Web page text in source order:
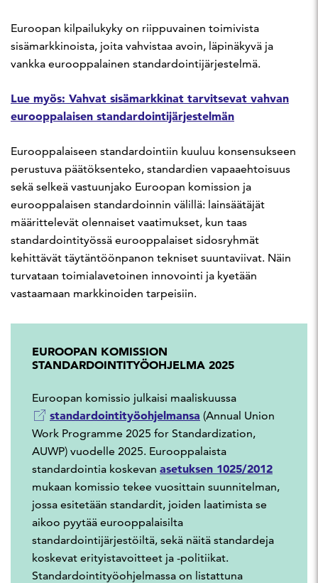
Euroopan kilpailukyky on riippuvainen toimivista
sisämarkkinoista, joita vahvistaa avoin, läpinäkyvä ja
vankka eurooppalainen standardointijärjestelmä.
Lue myös: Vahvat sisämarkkinat tarvitsevat vahvan
eurooppalaisen standardointijärjestelmän
Eurooppalaiseen standardointiin kuuluu konsensukseen
perustuva päätöksenteko, standardien vapaaehtoisuus
sekä selkeä vastuunjako Euroopan komission ja
eurooppalaisen standardoinnin välillä: lainsäätäjät
määrittelevät olennaiset vaatimukset, kun taas
standardointityössä eurooppalaiset sidosryhmät
kehittävät täytäntöönpanon tekniset suuntaviivat. Näin
turvataan toimialavetoinen innovointi ja kyetään
vastaamaan markkinoiden tarpeisiin.
EUROOPAN KOMISSION
STANDARDOINTITYÖOHJELMA 2025
Euroopan komissio julkaisi maaliskuussa
standardointityöohjelmansa (Annual Union
Work Programme 2025 for Standardization,
AUWP) vuodelle 2025. Eurooppalaista
standardointia koskevan asetuksen 1025/2012
mukaan komissio tekee vuosittain suunnitelman,
jossa esitetään standardit, joiden laatimista se
aikoo pyytää eurooppalaisilta
standardointijärjestöiltä, sekä näitä standardeja
koskevat erityistavoitteet ja -politiikat.
Standardointityöohjelmassa on listattuna